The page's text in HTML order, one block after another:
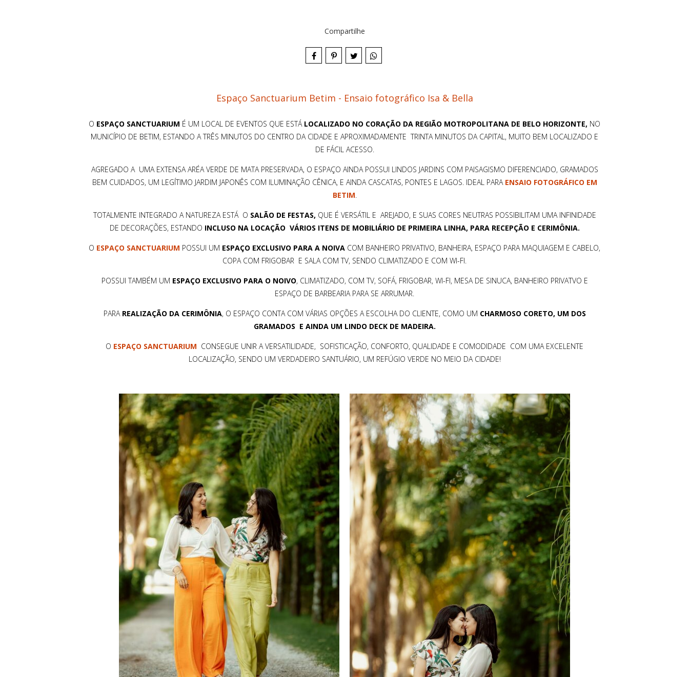
Compartilhe
Espaço Sanctuarium Betim - Ensaio fotográfico Isa & Bella
O ESPAÇO SANCTUARIUM É UM LOCAL DE EVENTOS QUE ESTÁ LOCALIZADO NO CORAÇÃO DA REGIÃO MOTROPOLITANA DE BELO HORIZONTE, NO
MUNICÍPIO DE BETIM, ESTANDO A TRÊS MINUTOS DO CENTRO DA CIDADE E APROXIMADAMENTE TRINTA MINUTOS DA CAPITAL, MUITO BEM LOCALIZADO E
DE FÁCIL ACESSO.
AGREGADO A UMA EXTENSA ARÉA VERDE DE MATA PRESERVADA, O ESPAÇO AINDA POSSUI LINDOS JARDINS COM PAISAGISMO DIFERENCIADO, GRAMADOS
BEM CUIDADOS, UM LEGÍTIMO JARDIM JAPONÊS COM ILUMINAÇÃO CÊNICA, E AINDA CASCATAS, PONTES E LAGOS. IDEAL PARA ENSAIO FOTOGRÁFICO EM
BETIM.
TOTALMENTE INTEGRADO A NATUREZA ESTÁ O SALÃO DE FESTAS, QUE É VERSÁTIL E AREJADO, E SUAS CORES NEUTRAS POSSIBILITAM UMA INFINIDADE
DE DECORAÇÕES, ESTANDO INCLUSO NA LOCAÇÃO VÁRIOS ITENS DE MOBILIÁRIO DE PRIMEIRA LINHA, PARA RECEPÇÃO E CERIMÔNIA.
O ESPAÇO SANCTUARIUM POSSUI UM ESPAÇO EXCLUSIVO PARA A NOIVA COM BANHEIRO PRIVATIVO, BANHEIRA, ESPAÇO PARA MAQUIAGEM E CABELO,
COPA COM FRIGOBAR E SALA COM TV, SENDO CLIMATIZADO E COM WI-FI.
POSSUI TAMBÉM UM ESPAÇO EXCLUSIVO PARA O NOIVO, CLIMATIZADO, COM TV, SOFÁ, FRIGOBAR, WI-FI, MESA DE SINUCA, BANHEIRO PRIVATVO E
ESPAÇO DE BARBEARIA PARA SE ARRUMAR.
PARA REALIZAÇÃO DA CERIMÔNIA, O ESPAÇO CONTA COM VÁRIAS OPÇÕES A ESCOLHA DO CLIENTE, COMO UM CHARMOSO CORETO, UM DOS
GRAMADOS E AINDA UM LINDO DECK DE MADEIRA.
O ESPAÇO SANCTUARIUM CONSEGUE UNIR A VERSATILIDADE, SOFISTICAÇÃO, CONFORTO, QUALIDADE E COMODIDADE COM UMA EXCELENTE
LOCALIZAÇÃO, SENDO UM VERDADEIRO SANTUÁRIO, UM REFÚGIO VERDE NO MEIO DA CIDADE!